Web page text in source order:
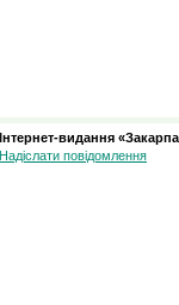
Інтернет-видання
Надіслати повідомлення